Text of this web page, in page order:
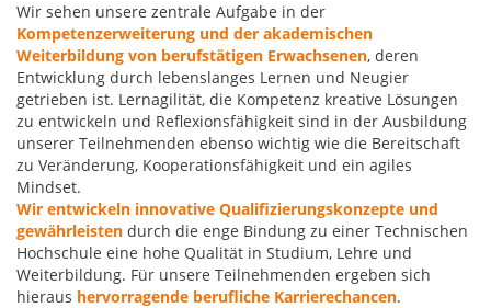
Wir sehen unsere zentrale Aufgabe in der
Kompetenzerweiterung und der akademischen
Weiterbildung von berufstätigen Erwachsenen, deren
Entwicklung durch lebenslanges Lernen und Neugier
getrieben ist. Lernagilität, die Kompetenz kreative Lösungen
zu entwickeln und Reflexionsfähigkeit sind in der Ausbildung
unserer Teilnehmenden ebenso wichtig wie die Bereitschaft
zu Veränderung, Kooperationsfähigkeit und ein agiles
Mindset.
Wir entwickeln innovative Qualifizierungskonzepte und
gewährleisten durch die enge Bindung zu einer Technischen
Hochschule eine hohe Qualität in Studium, Lehre und
Weiterbildung. Für unsere Teilnehmenden ergeben sich
hieraus hervorragende berufliche Karrierechancen.